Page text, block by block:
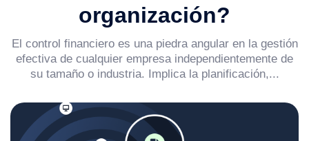
organización?
El control financiero es una piedra angular en la gestión
efectiva de cualquier empresa independientemente de
su tamaño o industria. Implica la planificación,...